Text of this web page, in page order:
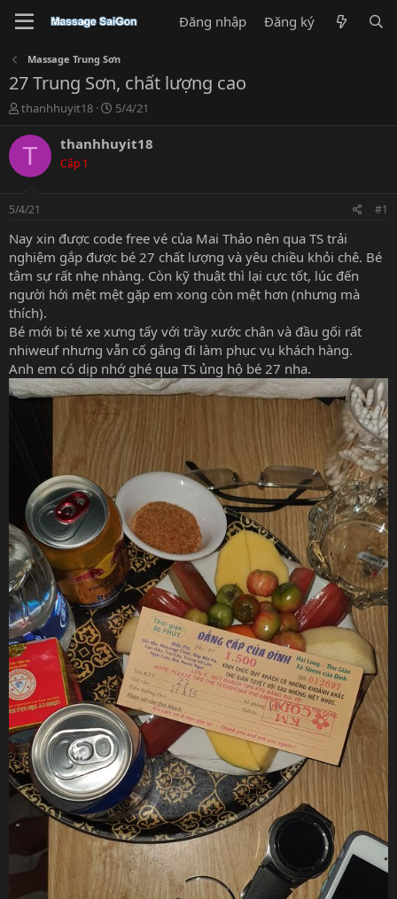
Đăng nhập Đăng ký
Massage Trung Sơn
27 Trung Sơn, chất lượng cao
T
r
a
s
t
a
t
e
r
thanhhuyit18
N
à
y
5/4/21
T thanhhuyit18
Cấp 1
5/4/21 #1
Nay xin được code free vé của Mai Thảo nên qua TS trải
nghiệm gắp được bé 27 chất lượng và yêu chiều khỏi chê. Bé
tâm sự rất nhẹ nhàng. Còn kỹ thuật thì lại cực tốt, lúc đến
người hới mệt mệt gặp em xong còn mệt hơn (nhưng mà
thích).
Bé mới bị té xe xưng tấy với trầy xước chân và đầu gối rất
nhiweuf nhưng vẫn cố gắng đi làm phục vụ khách hàng.
Anh em có dịp nhớ ghé qua TS ủng hộ bé 27 nha.